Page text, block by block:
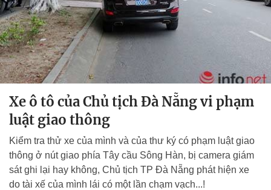
Xe ô tô của Chủ tịch Đà Nẵng vi phạm
luật giao thông
Kiểm tra thử xe của mình và của thư ký có phạm luật giao
thông ở nút giao phía Tây cầu Sông Hàn, bị camera giám
sát ghi lại hay không, Chủ tịch TP Đà Nẵng phát hiện xe
do tài xế của mình lái có một lần chạm vạch...!